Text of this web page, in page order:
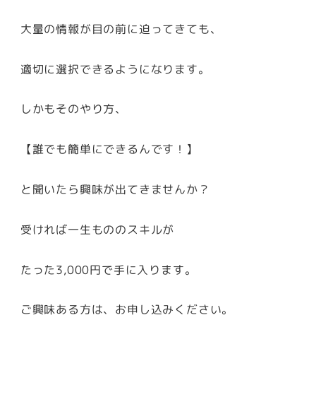
大量の情報が目の前に迫ってきても、
適切に選択できるようになります。
しかもそのやり方、
【誰でも簡単にできるんです！】
と聞いたら興味が出てきませんか？
受ければ一生もののスキルが
たった3,000円で手に入ります。
ご興味ある方は、お申し込みください。